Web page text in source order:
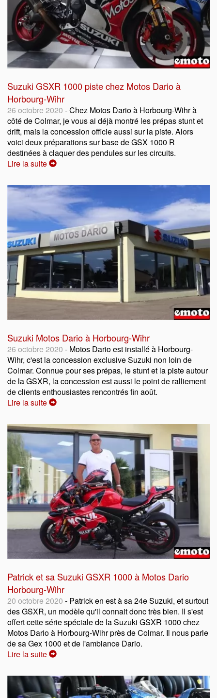
Suzuki GSXR 1000 piste chez Motos Dario à
Horbourg-Wihr
26 octobre 2020 - Chez Motos Dario à Horbourg-Wihr à
côté de Colmar, je vous ai déjà montré les prépas stunt et
drift, mais la concession officie aussi sur la piste. Alors
voici deux préparations sur base de GSX 1000 R
destinées à claquer des pendules sur les circuits.
Lire la suite
Suzuki Motos Dario à Horbourg-Wihr
26 octobre 2020 - Motos Dario est installé à Horbourg-
Wihr, c'est la concession exclusive Suzuki non loin de
Colmar. Connue pour ses prépas, le stunt et la piste autour
de la GSXR, la concession est aussi le point de ralliement
de clients enthousiastes rencontrés fin août.
Lire la suite
Patrick et sa Suzuki GSXR 1000 à Motos Dario
Horbourg-Wihr
20 octobre 2020 - Patrick en est à sa 24e Suzuki, et surtout
des GSXR, un modèle qu'il connait donc très bien. Il s'est
offert cette série spéciale de la Suzuki GSXR 1000 chez
Motos Dario à Horbourg-Wihr près de Colmar. Il nous parle
de sa Gex 1000 et de l'ambiance Dario.
Lire la suite